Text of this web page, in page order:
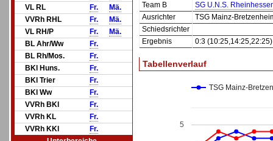
VL RL
Fr.
Mä.
VVRh RHL
Fr.
Mä.
VL RH/P
Fr.
Mä.
BL Ahr/Ww
Fr.
BL Rh/Mos.
Fr.
BKl Huns.
Fr.
BKl Trier
Fr.
BKl Ww
Fr.
VVRh BKl
Fr.
VVRh KL
Fr.
VVRh KKl
Fr.
Team B
SG U.N.S.
Ausrichter
TSG Mainz-
Schiedsrichter
Ergebnis
0:3 (10:25,14:25,22:25)
Tabellenverlauf
TSG Mainz-
5